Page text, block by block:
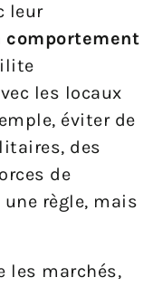
leur
comportement
les locaux
éviter de
des
de
règle, mais
les marchés,